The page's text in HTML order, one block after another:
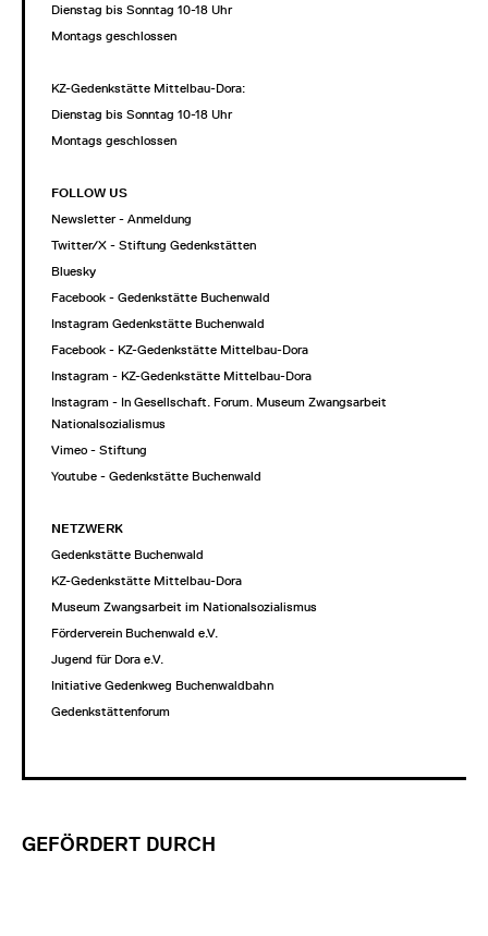
Dienstag bis Sonntag 10-18 Uhr
Montags geschlossen
KZ-Gedenkstätte Mittelbau-Dora:
Dienstag bis Sonntag 10-18 Uhr
Montags geschlossen
FOLLOW US
Newsletter - Anmeldung
Twitter/X - Stiftung Gedenkstätten
Bluesky
Facebook - Gedenkstätte Buchenwald
Instagram Gedenkstätte Buchenwald
Facebook - KZ-Gedenkstätte Mittelbau-Dora
Instagram - KZ-Gedenkstätte Mittelbau-Dora
Instagram - In Gesellschaft. Forum. Museum Zwangsarbeit im
Nationalsozialismus
Vimeo - Stiftung
Youtube - Gedenkstätte Buchenwald
NETZWERK
Gedenkstätte Buchenwald
KZ-Gedenkstätte Mittelbau-Dora
Museum Zwangsarbeit im Nationalsozialismus
Förderverein Buchenwald e.V.
Jugend für Dora e.V.
Initiative Gedenkweg Buchenwaldbahn
Gedenkstättenforum
GEFÖRDERT DURCH